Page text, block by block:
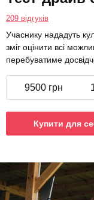
209 відгуків
Учаснику нададуть
зміг оцінити всі
перебуватиме
9500 грн
Купити для